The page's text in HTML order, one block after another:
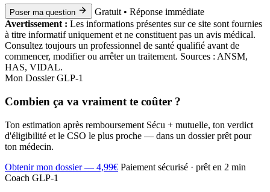
Poser ma question
Gratuit • Réponse immédiate
Avertissement : Les informations présentes sur ce site sont fournies
à titre informatif uniquement et ne constituent pas un avis médical.
Consultez toujours un professionnel de santé qualifié avant de
commencer, modifier ou arrêter un traitement. Sources : ANSM,
HAS, VIDAL.
Mon Dossier GLP-1
Combien ça va vraiment te coûter ?
Ton estimation après remboursement Sécu + mutuelle, ton verdict
d'éligibilité et le CSO le plus proche — dans un dossier prêt pour
ton médecin.
Obtenir mon dossier — 4,99€ Paiement sécurisé · prêt en 2 min
Coach GLP-1